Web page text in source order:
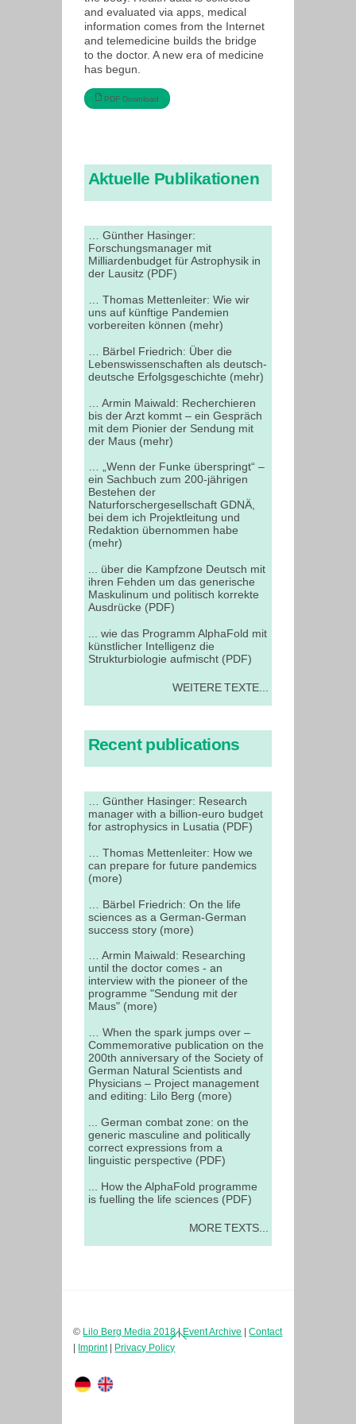
and evaluated via apps, medical
information comes from the Internet
and telemedicine builds the bridge
to the doctor. A new era of medicine
has begun.
PDF Download
Aktuelle Publikationen
… Günther Hasinger:
Forschungsmanager mit
Milliardenbudget für Astrophysik in
der Lausitz (PDF)
… Thomas Mettenleiter: Wie wir
uns auf künftige Pandemien
vorbereiten können (mehr)
… Bärbel Friedrich: Über die
Lebenswissenschaften als deutsch-
deutsche Erfolgsgeschichte (mehr)
… Armin Maiwald: Recherchieren
bis der Arzt kommt – ein Gespräch
mit dem Pionier der Sendung mit
der Maus (mehr)
… „Wenn der Funke überspringt“ –
ein Sachbuch zum 200-jährigen
Bestehen der
Naturforschergesellschaft GDNÄ,
bei dem ich Projektleitung und
Redaktion übernommen habe
(mehr)
... über die Kampfzone Deutsch mit
ihren Fehden um das generische
Maskulinum und politisch korrekte
Ausdrücke (PDF)
... wie das Programm AlphaFold mit
künstlicher Intelligenz die
Strukturbiologie aufmischt (PDF)
WEITERE TEXTE...
Recent publications
… Günther Hasinger: Research
manager with a billion-euro budget
for astrophysics in Lusatia (PDF)
… Thomas Mettenleiter: How we
can prepare for future pandemics
(more)
… Bärbel Friedrich: On the life
sciences as a German-German
success story (more)
… Armin Maiwald: Researching
until the doctor comes - an
interview with the pioneer of the
programme "Sendung mit der
Maus" (more)
… When the spark jumps over –
Commemorative publication on the
200th anniversary of the Society of
German Natural Scientists and
Physicians – Project management
and editing: Lilo Berg (more)
... German combat zone: on the
generic masculine and politically
correct expressions from a
linguistic perspective (PDF)
... How the AlphaFold programme
is fuelling the life sciences (PDF)
MORE TEXTS...
Back
To
© Lilo Berg Media 2018| Event Archive |Contact
Imprint| Privacy Policy